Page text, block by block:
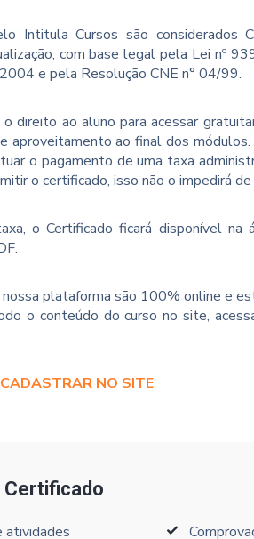
Intitula Cursos são considerados
com base legal pela Lei nº
e pela Resolução CNE n° 04/99.
direito ao aluno para acessar
aproveitamento ao final dos
o pagamento de uma taxa
o certificado, isso não o impedirá
o Certificado ficará disponível na
plataforma são 100% online e
o conteúdo do curso no site,
NO SITE
Certificado
atividades